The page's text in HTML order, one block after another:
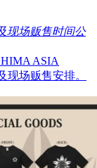
现场贩售时间公
ASIA
现场贩售安排。